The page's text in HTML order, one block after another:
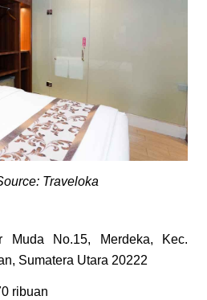
Traveloka
No.15, Merdeka, Kec.
Sumatera Utara 20222
ribuan